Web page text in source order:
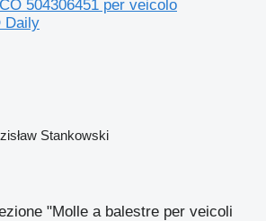
504306451 per veicolo
Daily
Stankowski
"Molle a balestre per veicoli